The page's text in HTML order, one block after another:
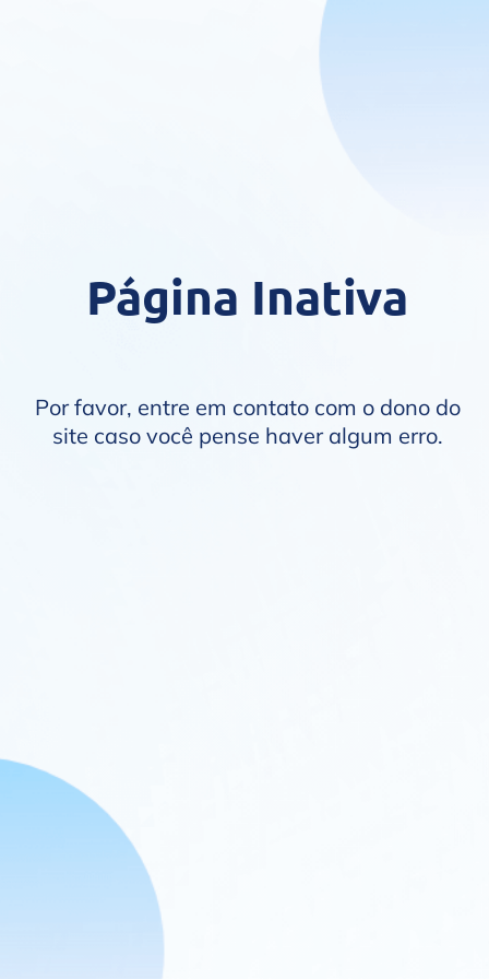
Página Inativa
Por favor, entre em contato com o dono do
site caso você pense haver algum erro.